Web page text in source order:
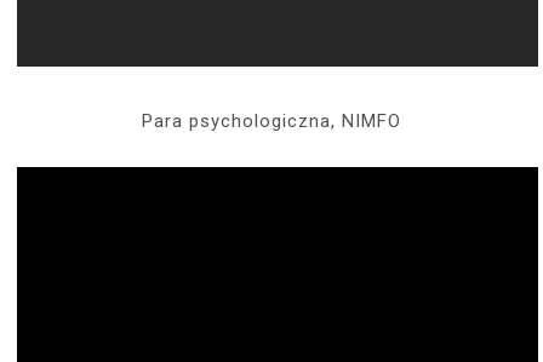
Para psychologiczna, NIMFO